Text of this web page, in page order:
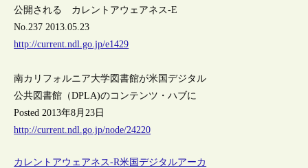
公開される カレントアウェアネス-E
No.237 2013.05.23
http://current.ndl.go.jp/e1429
南カリフォルニア大学図書館が米国デジタル
公共図書館（DPLA)のコンテンツ・ハブに
Posted 2013年8月23日
http://current.ndl.go.jp/node/24220
カレントアウェアネス-R米国デジタルアーカ